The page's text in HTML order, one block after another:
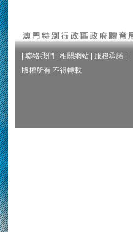
聯絡我們 相關網站 服務承諾
版權所有 不得轉載